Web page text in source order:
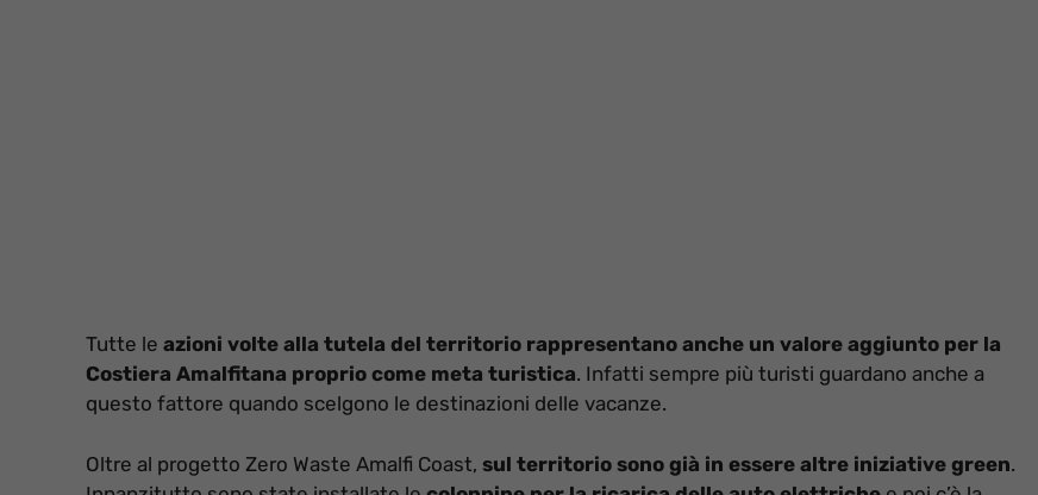
Tutte le azioni volte alla tutela del territorio rappresentano anche un valore aggiunto per la
Costiera Amalfitana proprio come meta turistica. Infatti sempre più turisti guardano anche a
questo fattore quando scelgono le destinazioni delle vacanze.
Oltre al progetto Zero Waste Amalfi Coast, sul territorio sono già in essere altre iniziative green.